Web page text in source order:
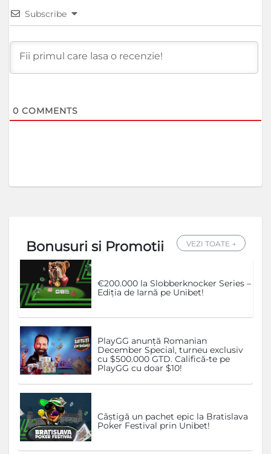
Subscribe
0 COMMENTS
Bonusuri si Promotii VEZI TOATE →
€200.000 la Slobberknocker Series –
Ediția de Iarnă pe Unibet!
PlayGG anunță Romanian
December Special, turneu exclusiv
cu $500.000 GTD. Califică-te pe
PlayGG cu doar $10!
Câștigă un pachet epic la Bratislava
Poker Festival prin Unibet!